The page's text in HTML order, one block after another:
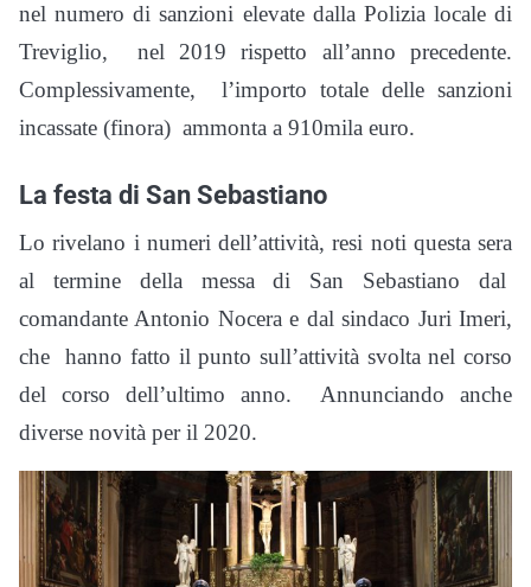
nel numero di sanzioni elevate dalla Polizia locale di
Treviglio, nel 2019 rispetto all’anno precedente.
Complessivamente, l’importo totale delle sanzioni
incassate (finora) ammonta a 910mila euro.
La festa di San Sebastiano
Lo rivelano i numeri dell’attività, resi noti questa sera
al termine della messa di San Sebastiano dal
comandante Antonio Nocera e dal sindaco Juri Imeri,
che hanno fatto il punto sull’attività svolta nel corso
del corso dell’ultimo anno. Annunciando anche
diverse novità per il 2020.